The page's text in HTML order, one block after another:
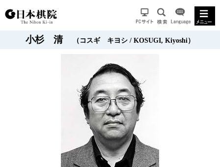
小杉 清 （コスギ キヨシ / KOSUGI, Kiyoshi）